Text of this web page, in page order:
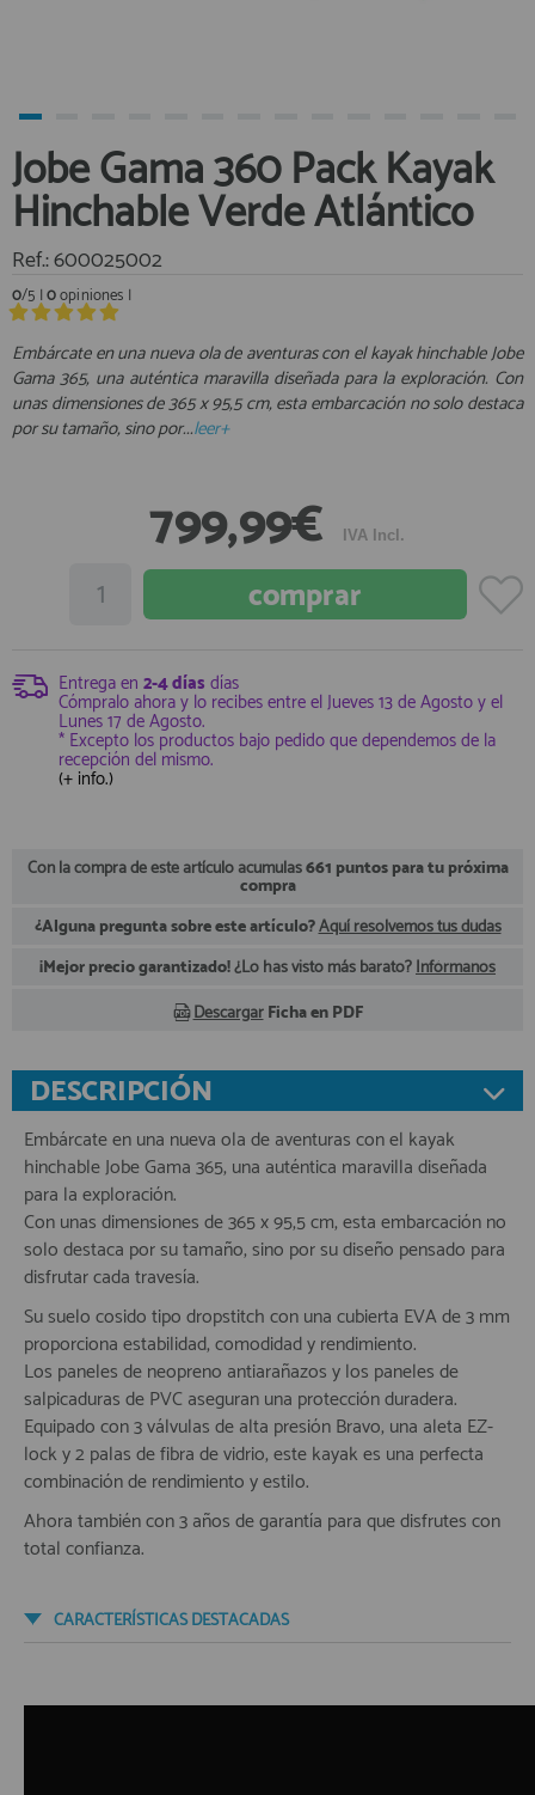
Libros
Mantenimiento y Limpieza
Motores
Navegacion
Neveras y Termos
Seguridad
Vela y Maniobra
Submarinismo
AFILIADOS
INFORMACION
910 60 71 03
910 51 49 87 Solo para
Whatsapp
info@francobordo.com
registro cliente
Área profesionales
Regístrate y aprovecha los descuentos y ventajas de ser
Únete ya a los mas de de 500 Profesionales de la Náutica
registro profesional
Jobe Gama 360 Pack Kayak
Hinchable Verde Atlántico
Ref.: 600025002
0/5 |0opiniones |
Embárcate en una nueva ola de aventuras con el kayak hinchable Jobe
Gama 365, una auténtica maravilla diseñada para la exploración. Con
unas dimensiones de 365 x 95,5 cm, esta embarcación no solo destaca
por su tamaño, sino por...leer+
799,99€ IVA Incl.
Entrega en 2-4 días días
Cómpralo ahora y lo recibes entre elJueves 13 de Agostoy el
Lunes 17 de Agosto.
* Excepto los productos bajo pedido que dependemos de la
recepción del mismo.
(+ info.)
Con la compra de este artículo acumulas661 puntos para tu próxima
compra
¿Alguna pregunta sobre este artículo?Aquí resolvemos tus dudas
¡Mejor precio garantizado!¿Lo has visto más barato?Infórmanos
Descargar Ficha en PDF
DESCRIPCIÓN
Embárcate en una nueva ola de aventuras con el kayak
hinchable Jobe Gama 365, una auténtica maravilla diseñada
para la exploración.
Con unas dimensiones de 365 x 95,5 cm, esta embarcación no
solo destaca por su tamaño, sino por su diseño pensado para
disfrutar cada travesía.
Su suelo cosido tipo dropstitch con una cubierta EVA de 3 mm
proporciona estabilidad, comodidad y rendimiento.
Los paneles de neopreno antiarañazos y los paneles de
salpicaduras de PVC aseguran una protección duradera.
Equipado con 3 válvulas de alta presión Bravo, una aleta EZ-
lock y 2 palas de fibra de vidrio, este kayak es una perfecta
combinación de rendimiento y estilo.
Ahora también con 3 años de garantía para que disfrutes con
total confianza.
CARACTERÍSTICAS DESTACADAS